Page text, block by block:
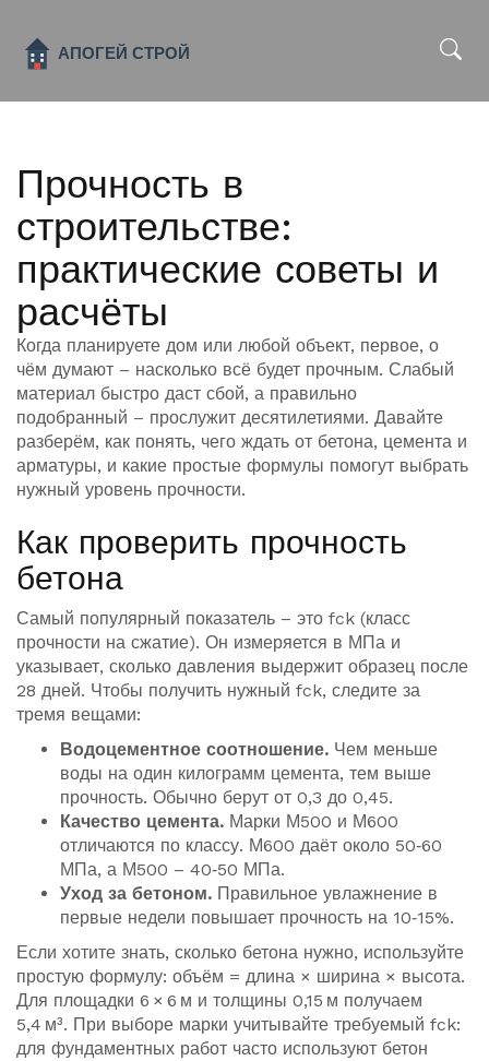
Прочность в
строительстве:
практические советы и
расчёты
Когда планируете дом или любой объект, первое, о
чём думают – насколько всё будет прочным. Слабый
материал быстро даст сбой, а правильно
подобранный – прослужит десятилетиями. Давайте
разберём, как понять, чего ждать от бетона, цемента и
арматуры, и какие простые формулы помогут выбрать
нужный уровень прочности.
Как проверить прочность
бетона
Самый популярный показатель – это fck (класс
прочности на сжатие). Он измеряется в МПа и
указывает, сколько давления выдержит образец после
28 дней. Чтобы получить нужный fck, следите за
тремя вещами:
Водоцементное соотношение. Чем меньше
воды на один килограмм цемента, тем выше
прочность. Обычно берут от 0,3 до 0,45.
Качество цемента. Марки М500 и М600
отличаются по классу. М600 даёт около 50‑60
МПа, а М500 – 40‑50 МПа.
Уход за бетоном. Правильное увлажнение в
первые недели повышает прочность на 10‑15%.
Если хотите знать, сколько бетона нужно, используйте
простую формулу: объём = длина × ширина × высота.
Для площадки 6 × 6 м и толщины 0,15 м получаем
5,4 м³. При выборе марки учитывайте требуемый fck:
для фундаментных работ часто используют бетон